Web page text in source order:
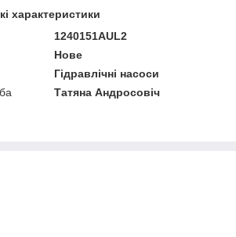
характеристики
1240151AUL2
Нове
Гідравлічні насоси
Татяна Андросовіч